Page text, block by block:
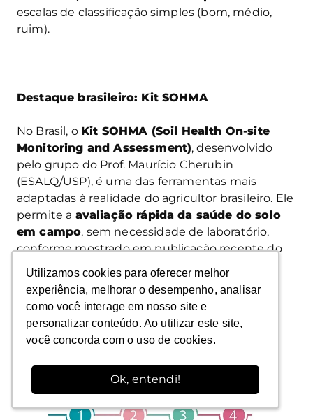
Utilizamos cookies para oferecer melhor
experiência, melhorar o desempenho, analisar
como você interage em nosso site e
personalizar conteúdo. Ao utilizar este site,
você concorda com o uso de cookies.
Ok, entendi!
Utilizamos cookies para oferecer melhor
experiência, melhorar o desempenho, analisar
como você interage em nosso site e
personalizar conteúdo. Ao utilizar este site,
você concorda com o uso de cookies.
Ok, entendi!
escalas de classificação simples (bom, médio,
ruim).
Destaque brasileiro: Kit SOHMA
No Brasil, o Kit SOHMA (Soil Health On-site
Monitoring and Assessment), desenvolvido
pelo grupo do Prof. Maurício Cherubin
(ESALQ/USP), é uma das ferramentas mais
adaptadas à realidade do agricultor brasileiro. Ele
permite a avaliação rápida da saúde do solo
em campo, sem necessidade de laboratório,
conforme mostrado em publicação recente do
grupo (Figura 3).